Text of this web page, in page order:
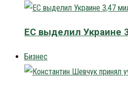
ЕС выделил Украине
Бизнес